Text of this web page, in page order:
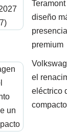
diseño
premium
el
eléctrico
compacto